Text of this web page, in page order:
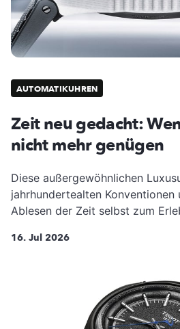
AUTOMATIKUHREN
Zeit neu gedacht:
nicht mehr genügen
Diese außergewöhnlichen
jahrhundertealten Konventionen
Ablesen der Zeit selbst zum
16. Jul 2026